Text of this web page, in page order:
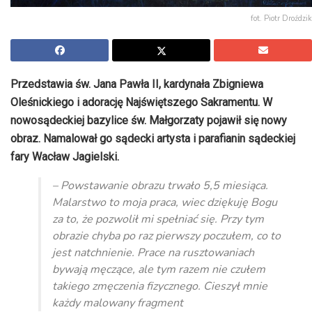
fot. Piotr Droździk
Przedstawia św. Jana Pawła II, kardynała Zbigniewa
Oleśnickiego i adorację Najświętszego Sakramentu. W
nowosądeckiej bazylice św. Małgorzaty pojawił się nowy
obraz. Namalował go sądecki artysta i parafianin sądeckiej
fary Wacław Jagielski.
– Powstawanie obrazu trwało 5,5 miesiąca.
Malarstwo to moja praca, wiec dziękuję Bogu
za to, że pozwolił mi spełniać się. Przy tym
obrazie chyba po raz pierwszy poczułem, co to
jest natchnienie. Prace na rusztowaniach
bywają męczące, ale tym razem nie czułem
takiego zmęczenia fizycznego. Cieszył mnie
każdy malowany fragment